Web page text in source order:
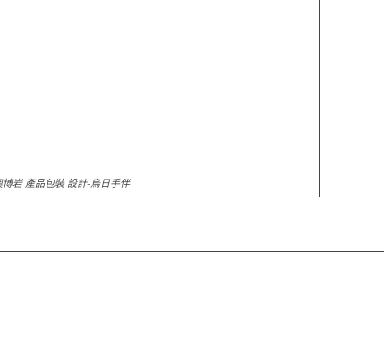
博岩 產品包裝 設計-烏日手伴